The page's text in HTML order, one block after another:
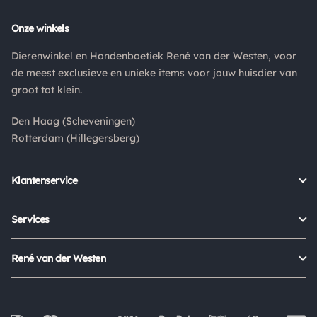
het product altijd retourneren binnen 14 dagen. De
retourkosten bedragen € 6.75 en zijn voor eigen rekening.
Kies bij het retourneren altijd voor "alleen huisadres",
pakketten die bij een pakketpunt worden geleverd halen wij
niet af.
Onze winkels
Dierenwinkel en Hondenboetiek René van der Westen, voor
de meest exclusieve en unieke items voor jouw huisdier van
groot tot klein.
Den Haag (Scheveningen)
Rotterdam (Hillegersberg)
Klantenservice
Status bestelling
Mijn account
Services
René van der Westen